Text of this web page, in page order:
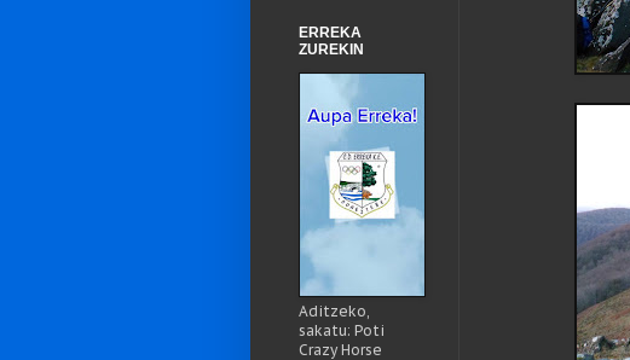
ERREKA
ZUREKIN
Aditzeko,
sakatu: Poti
Crazy Horse